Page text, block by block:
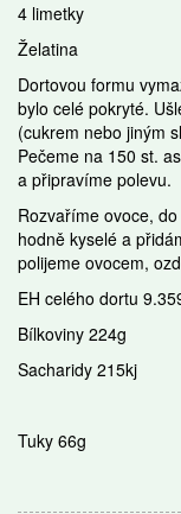
4 limetky
Želatina
Dortovou formu
bylo celé pokryté.
(cukrem nebo jiným
Pečeme na 150 st.
a připravíme polevu.
Rozvaříme ovoce,
hodně kyselé a
polijeme ovocem,
EH celého dortu
Bílkoviny 224g
Sacharidy 215kj
Tuky 66g